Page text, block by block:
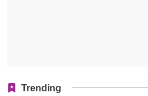
Trending